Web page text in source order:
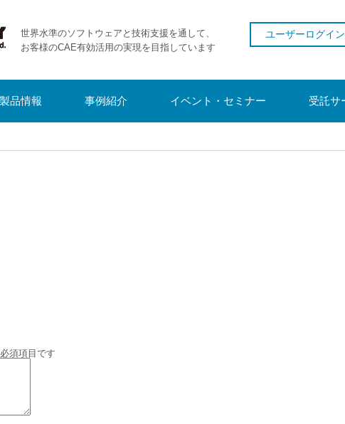
世界水準のソフトウェアと技術支援を通して、
お客様のCAE有効活用の実現を目指しています
ユーザーログイン
製品情報 事例紹介 イベント・セミナー 受託サ
須項目です